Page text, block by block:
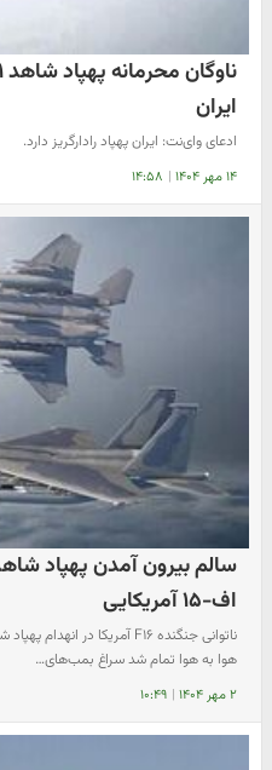
ایران
ادعای وای‌نت: ایران پهپاد رادارگریز دارد.
۱۴ مهر ۱۴۰۴ | ۱۴:۵۸
اف-۱۵ آمریکایی
هوا به هوا تمام شد سراغ بمب‌های…
۲ مهر ۱۴۰۴ | ۱۰:۴۹